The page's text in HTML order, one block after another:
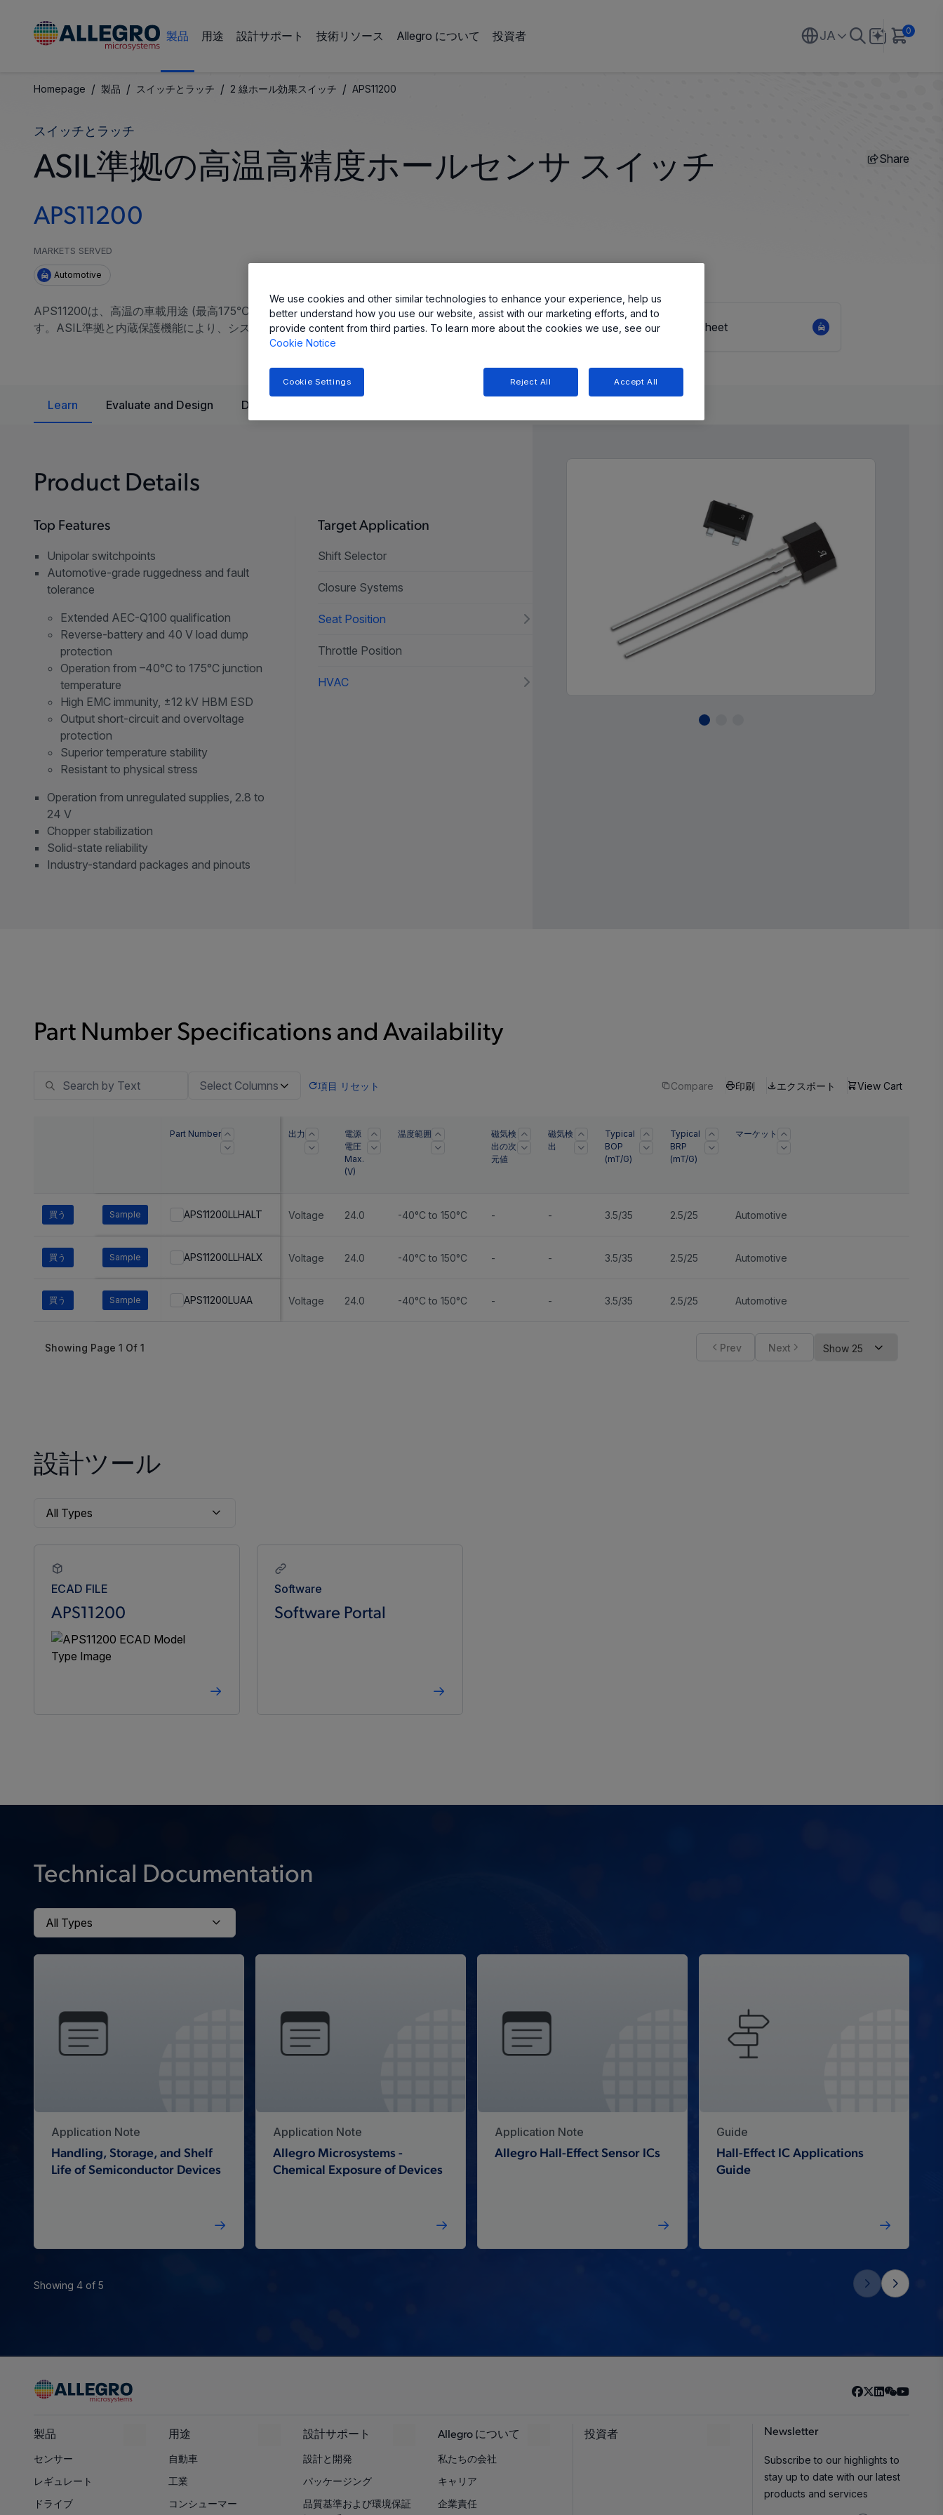
製品 用途 設計サポート 技術リソース Allegro について 投資者 JA 0
Homepage / 製品 / スイッチとラッチ / 2 線ホール効果スイッチ / APS11200
スイッチとラッチ
ASIL準拠の高温高精度ホールセンサ スイッチ Share
APS11200
MARKETS SERVED
Automotive
APS11200は、高温の車載用途 (最高175℃のジャンクション温度) 向けに、信頼性の高いスイッチングを提供しま
す。ASIL準拠と内蔵保護機能により、システムの堅牢性を高めています。
View Datasheet
Learn Evaluate and Design Documentation and Resources
Product Details
Top Features
Unipolar switchpoints
Automotive-grade ruggedness and fault
tolerance
Extended AEC-Q100 qualification
Reverse-battery and 40 V load dump
protection
Operation from –40°C to 175°C junction
temperature
High EMC immunity, ±12 kV HBM ESD
Output short-circuit and overvoltage
protection
Superior temperature stability
Resistant to physical stress
Operation from unregulated supplies, 2.8 to
24 V
Chopper stabilization
Solid-state reliability
Industry-standard packages and pinouts
Target Application
Shift Selector
Closure Systems
Seat Position
Throttle Position
HVAC
Part Number Specifications and Availability
Select Columns 項目 リセット Compare 印刷 エクスポート View Cart
Part Number 出力
電源
電圧
Max.
(V)
温度範囲
磁気検
出の次
元値
磁気検
出
Typical
BOP
(mT/G)
Typical
BRP
(mT/G)
マーケット
買う Sample APS11200LLHALT Voltage 24.0 -40°C to 150°C - - 3.5/35 2.5/25 Automotive
買う Sample APS11200LLHALX Voltage 24.0 -40°C to 150°C - - 3.5/35 2.5/25 Automotive
買う Sample APS11200LUAA Voltage 24.0 -40°C to 150°C - - 3.5/35 2.5/25 Automotive
Showing Page 1 Of 1 Prev Next
設計ツール
ECAD FILE
APS11200
Software
Software Portal
Technical Documentation
Application Note
Handling, Storage, and Shelf
Life of Semiconductor Devices
Application Note
Allegro Microsystems -
Chemical Exposure of Devices
Application Note
Allegro Hall-Effect Sensor ICs
Guide
Hall-Effect IC Applications
Guide
Showing 4 of 5
製品
センサー
レギュレート
ドライブ
用途
自動車
工業
コンシューマー
設計サポート
設計と開発
パッケージング
品質基準および環境保証
Allegro について
私たちの会社
キャリア
企業責任
投資者 Newsletter
Subscribe to our highlights to
stay up to date with our latest
products and services
We use cookies and other similar technologies to enhance your experience, help us
better understand how you use our website, assist with our marketing efforts, and to
provide content from third parties. To learn more about the cookies we use, see our
Cookie Notice
Reject All Accept All
Cookie Settings